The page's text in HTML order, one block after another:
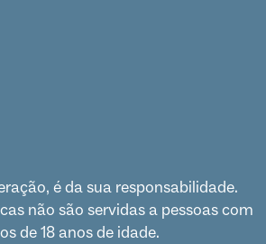
é da sua responsabilidade.
não são servidas a pessoas com
de 18 anos de idade.